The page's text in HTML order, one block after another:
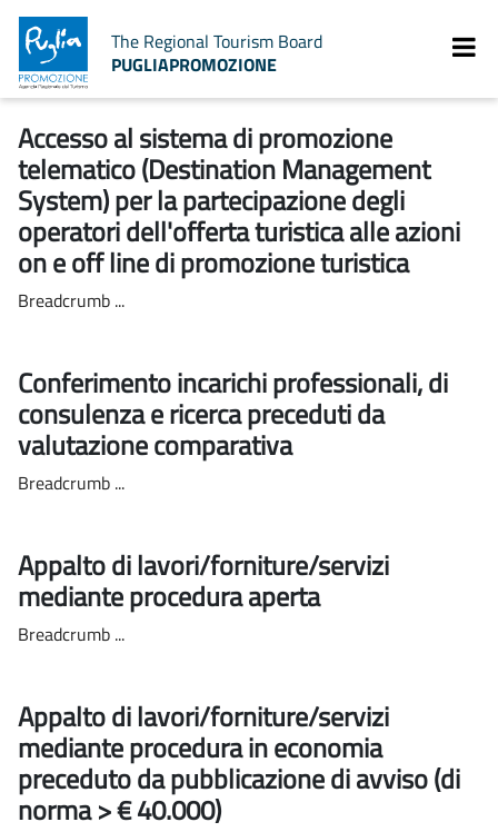
The Regional Tourism Board
PUGLIAPROMOZIONE
Accesso al sistema di promozione
telematico (Destination Management
System) per la partecipazione degli
operatori dell'offerta turistica alle azioni
on e off line di promozione turistica
Breadcrumb ...
Conferimento incarichi professionali, di
consulenza e ricerca preceduti da
valutazione comparativa
Breadcrumb ...
Appalto di lavori/forniture/servizi
mediante procedura aperta
Breadcrumb ...
Appalto di lavori/forniture/servizi
mediante procedura in economia
preceduto da pubblicazione di avviso (di
norma > € 40.000)